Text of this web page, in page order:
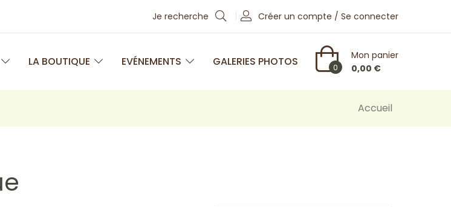
Je recherche Créer un compte / Se connecter
LA BOUTIQUE EVÉNEMENTS GALERIES PHOTOS 0
Mon panier
0,00 €
Accueil